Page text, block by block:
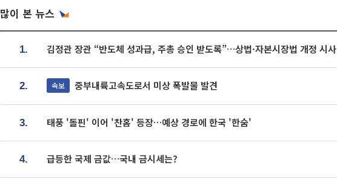
많이 본 뉴스
1. 김정관 장관 “반도체 성과급, 주총 승인 받도록”…상법·자본시장법 개정 시사
2. 속보 중부내륙고속도로서 미상 폭발물 발견
3. 태풍 '돌핀' 이어 '찬홈' 등장…예상 경로에 한국 '한숨'
4. 급등한 국제 금값…국내 금시세는?